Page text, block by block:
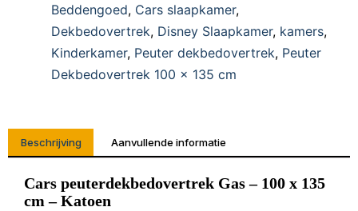
Beddengoed, Cars slaapkamer,
Dekbedovertrek, Disney Slaapkamer, kamers,
Kinderkamer, Peuter dekbedovertrek, Peuter
Dekbedovertrek 100 x 135 cm
Beschrijving Aanvullende informatie
Cars peuterdekbedovertrek Gas – 100 x 135
cm – Katoen